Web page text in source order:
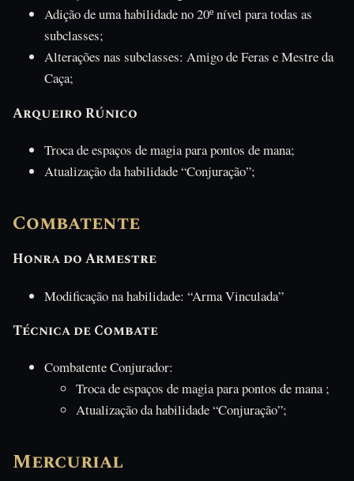
Adição de uma habilidade no 20º nível para todas as
subclasses;
Alterações nas subclasses: Amigo de Feras e Mestre da
Caça;
Arqueiro Rúnico
Troca de espaços de magia para pontos de mana;
Atualização da habilidade “Conjuração”;
Combatente
Honra do Armestre
Modificação na habilidade: “Arma Vinculada”
Técnica de Combate
Combatente Conjurador:
Troca de espaços de magia para pontos de mana ;
Atualização da habilidade “Conjuração”;
Mercurial